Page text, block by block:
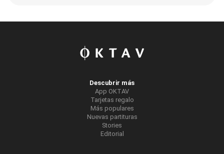
Descubrir más
App OKTAV
Tarjetas regalo
Más populares
Nuevas partituras
Stories
Editorial